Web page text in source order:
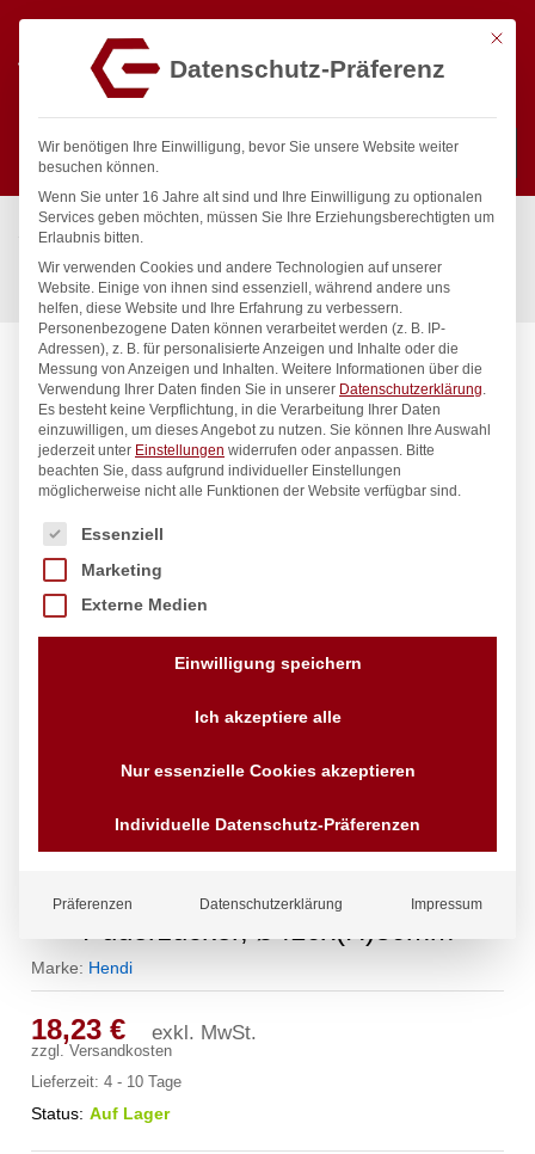
Suchen
Start / Gastronomiebedarf & Gastro Geräte für Profis
Küchenartikel
Backutensilien
Backsieb, rund, HENDI, für Puderzucker, ø410x(H)80mm
Backsieb, rund, HENDI, für
Marke: Hendi
18,23€ exkl. MwSt.
zzgl.Versandkosten
Lieferzeit:4 - 10 Tage
Status: Auf Lager
Mit
Datenschutz-Präferenz
Wir benötigen Ihre Einwilligung, bevor Sie unsere Website weiter
besuchen können.
Wenn Sie unter 16 Jahre alt sind und Ihre Einwilligung zu optionalen
Services geben möchten, müssen Sie Ihre Erziehungsberechtigten um
Erlaubnis bitten.
Wir verwenden Cookies und andere Technologien auf unserer
Website. Einige von ihnen sind essenziell, während andere uns
helfen, diese Website und Ihre Erfahrung zu verbessern.
Personenbezogene Daten können verarbeitet werden (z. B. IP-
Adressen), z. B. für personalisierte Anzeigen und Inhalte oder die
Messung von Anzeigen und Inhalten. Weitere Informationen über die
Verwendung Ihrer Daten finden Sie in unserer Datenschutzerklärung.
Es besteht keine Verpflichtung, in die Verarbeitung Ihrer Daten
einzuwilligen, um dieses Angebot zu nutzen. Sie können Ihre Auswahl
jederzeit unter Einstellungen widerrufen oder anpassen. Bitte
beachten Sie, dass aufgrund individueller Einstellungen
möglicherweise nicht alle Funktionen der Website verfügbar sind.
Es folgt eine Liste der Service-Gruppen, für die eine
Essenziell
Marketing
Externe Medien
Einwilligung speichern
Ich akzeptiere alle
Nur essenzielle Cookies akzeptieren
Individuelle Datenschutz-Präferenzen
Präferenzen Datenschutzerklärung Impressum